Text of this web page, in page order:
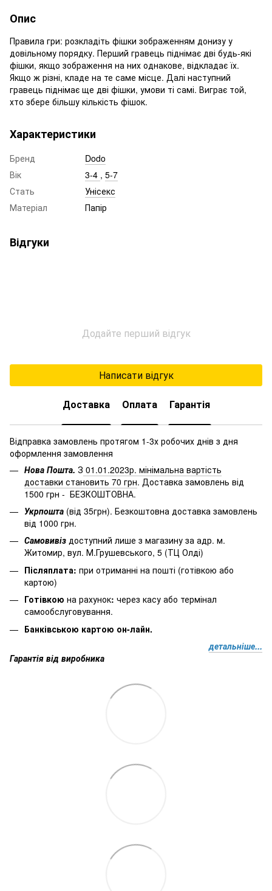
Опис
Правила гри: розкладіть фішки зображенням донизу у
довільному порядку. Перший гравець піднімає дві будь-які
фішки, якщо зображення на них однакове, відкладає їх.
Якщо ж різні, кладе на те саме місце. Далі наступний
гравець піднімає ще дві фішки, умови ті самі. Виграє той,
хто збере більшу кількість фішок.
Характеристики
Бренд
Dodo
Вік
3-4 , 5-7
Стать
Унісекс
Матеріал
Папір
Відгуки
Додайте перший відгук
Написати відгук
Доставка Оплата Гарантія
Відправка замовлень протягом 1-3х робочих днів з дня
оформлення замовлення
Нова Пошта. З 01.01.2023р. мінімальна вартість
доставки становить 70 грн. Доставка замовлень від
1500 грн - БЕЗКОШТОВНА.
Укрпошта (від 35грн). Безкоштовна доставка замовлень
від 1000 грн.
Самовивіз доступний лише з магазину за адр. м.
Житомир, вул. М.Грушевського, 5 (ТЦ Олді)
Післяплата: при отриманні на пошті (готівкою або
картою)
Готівкою на рахунок: через касу або термінал
самообслуговування.
Банківською картою он-лайн.
детальніше...
Гарантія від виробника